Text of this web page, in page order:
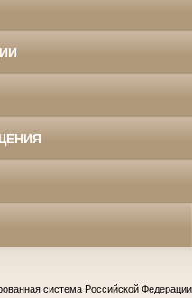
система Российской